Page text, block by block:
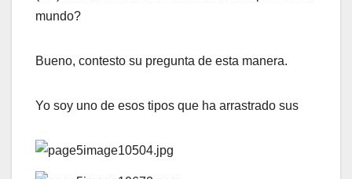
mundo?
Bueno, contesto su pregunta de esta manera.
Yo soy uno de esos tipos que ha arrastrado sus